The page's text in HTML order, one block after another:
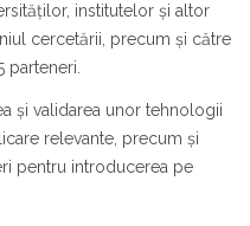
institutelor și altor
cercetării, precum și către
și validarea unor tehnologii
relevante, precum și
pentru introducerea pe